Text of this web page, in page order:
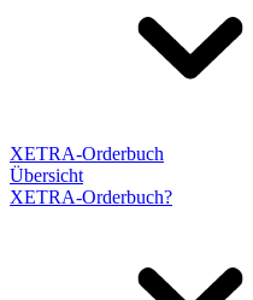
XETRA-Orderbuch
Übersicht
XETRA-Orderbuch?